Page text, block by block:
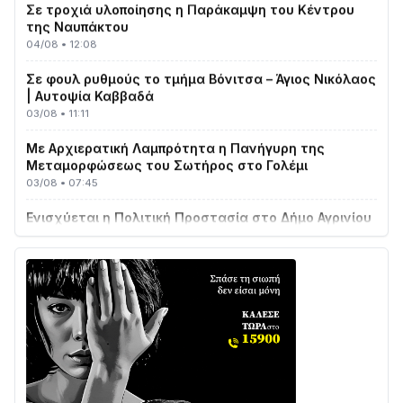
της Ναυπάκτου
04/08 • 12:08
| Αυτοψία Καββαδά
03/08 • 11:11
Μεταμορφώσεως του Σωτήρος στο Γολέμι
03/08 • 07:45
με δύο νέα υδροφόρα οχήματα
Διαβάστε την «Ναυπακτία» που κυκλοφορεί
31/07 • 08:16
Δωρίδα για Όλους: «Καμία εκχώρηση των νερών
στην ΕΥΔΑΠ»
28/07 • 21:46
Διαβάστε την «Ναυπακτία» που κυκλοφορεί